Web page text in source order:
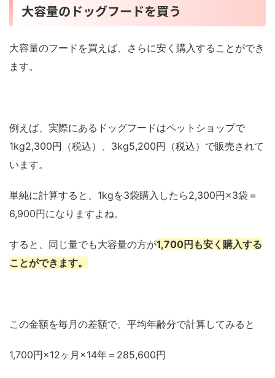
大容量のドッグフードを買う
大容量のフードを買えば、さらに安く購入することができ
ます。
例えば、実際にあるドッグフードはペットショップで
1kg2,300円（税込）、3kg5,200円（税込）で販売されて
います。
単純に計算すると、1kgを3袋購入したら2,300円×3袋＝
6,900円になりますよね。
すると、同じ量でも大容量の方が1,700円も安く購入する
ことができます。
この金額を毎月の差額で、平均年齢分で計算してみると
1,700円×12ヶ月×14年＝285,600円